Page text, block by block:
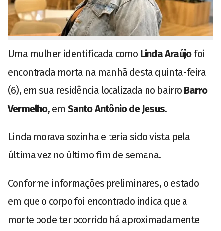
Uma mulher identificada como Linda Araújofoi
encontrada morta na manhã desta quinta-feira
(6), em sua residência localizada no bairro Barro
Vermelho, em Santo Antônio de Jesus.
Linda morava sozinha e teria sido vista pela
última vez no último fim de semana.
Conforme informações preliminares, o estado
em que o corpo foi encontrado indica que a
morte pode ter ocorrido há aproximadamente